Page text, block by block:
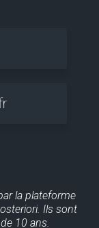
la plateforme
Ils sont
10 ans.